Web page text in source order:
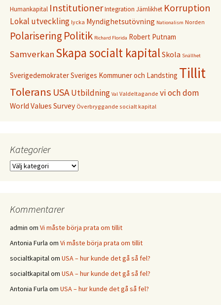
Humankapital InstitutionerIntegration Jämlikhet Korruption
Lokal utveckling lycka Myndighetsutövning Nationalism Norden
Polarisering Politik Richard Florida Robert Putnam
Samverkan Skapa socialt kapitalSkola Snällhet
SverigedemokraterSveriges Kommuner och Landsting Tillit
Tolerans USAUtbildning Val Valdeltagande vi och dom
World Values Survey Överbryggande socialt kapital
Kategorier
Kategorier
Kommentarer
admin om Vi måste börja prata om tillit
Antonia Furla om Vi måste börja prata om tillit
socialtkapitalom USA – hur kunde det gå så fel?
socialtkapitalom USA – hur kunde det gå så fel?
Antonia Furla om USA – hur kunde det gå så fel?